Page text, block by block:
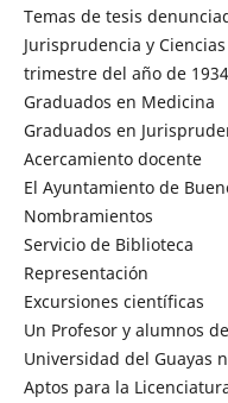
Temas de tesis
Jurisprudencia y
trimestre del año de 1934
Graduados en Medicina
Graduados en
Acercamiento docente
El Ayuntamiento de
Nombramientos
Servicio de Biblioteca
Representación
Excursiones científicas
Un Profesor y alumnos
Universidad del Guayas
Aptos para la